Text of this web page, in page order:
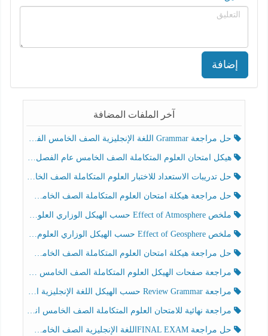
إضافة
آخر الملفات المضافة
حل مراجعة Grammar اللغة الإنجليزية الصف الخامس الفصل الثالث
هيكل امتحان العلوم المتكاملة الصف الخامس عام الفصل الدراسي الثالث 2025-2026
حل تدريبات الاستعداد للاختبار العلوم المتكاملة الصف الخامس عام الفصل الثالث
حل مراجعة هيكلة امتحان العلوم المتكاملة الصف الخامس انسبير الفصل الثالث
ملخص Effect of Atmosphere حسب الهيكل الوزاري العلوم المتكاملة الصف الخامس انسبير الفصل الثالث
ملخص Effect of Geosphere حسب الهيكل الوزاري العلوم المتكاملة الصف الخامس انسبير الفصل الثالث
حل مراجعة هيكلة امتحان العلوم المتكاملة الصف الخامس عام الفصل الثالث
مراجعة صفحات الهيكل العلوم المتكاملة الصف الخامس انسبير الفصل الثالث
مراجعة Review Grammar حسب الهيكل اللغة الإنجليزية الصف الخامس الفصل الثالث
مراجعة نهائية للامتحان العلوم المتكاملة الصف الخامس انسبير الفصل الثالث
حل مراجعة FINAL EXAMاللغة الإنجليزية الصف الخامس الفصل الثالث